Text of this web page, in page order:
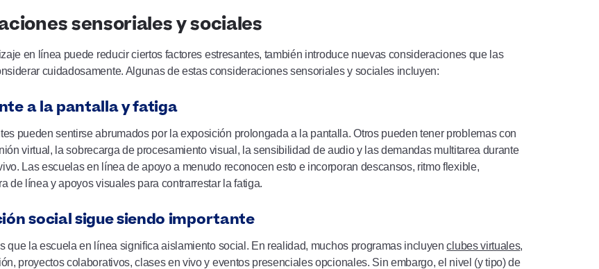
sensoriales y sociales
en línea puede reducir ciertos factores estresantes, también introduce nuevas consideraciones que las
cuidadosamente. Algunas de estas consideraciones sensoriales y sociales incluyen:
a la pantalla y fatiga
pueden sentirse abrumados por la exposición prolongada a la pantalla. Otros pueden tener problemas con
virtual, la sobrecarga de procesamiento visual, la sensibilidad de audio y las demandas multitarea durante
Las escuelas en línea de apoyo a menudo reconocen esto e incorporan descansos, ritmo flexible,
de línea y apoyos visuales para contrarrestar la fatiga.
social sigue siendo importante
que la escuela en línea significa aislamiento social. En realidad, muchos programas incluyenclubes virtuales,
proyectos colaborativos, clases en vivo y eventos presenciales opcionales. Sin embargo, el nivel (y tipo) de